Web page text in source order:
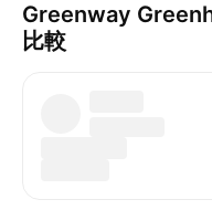
Greenway
比較